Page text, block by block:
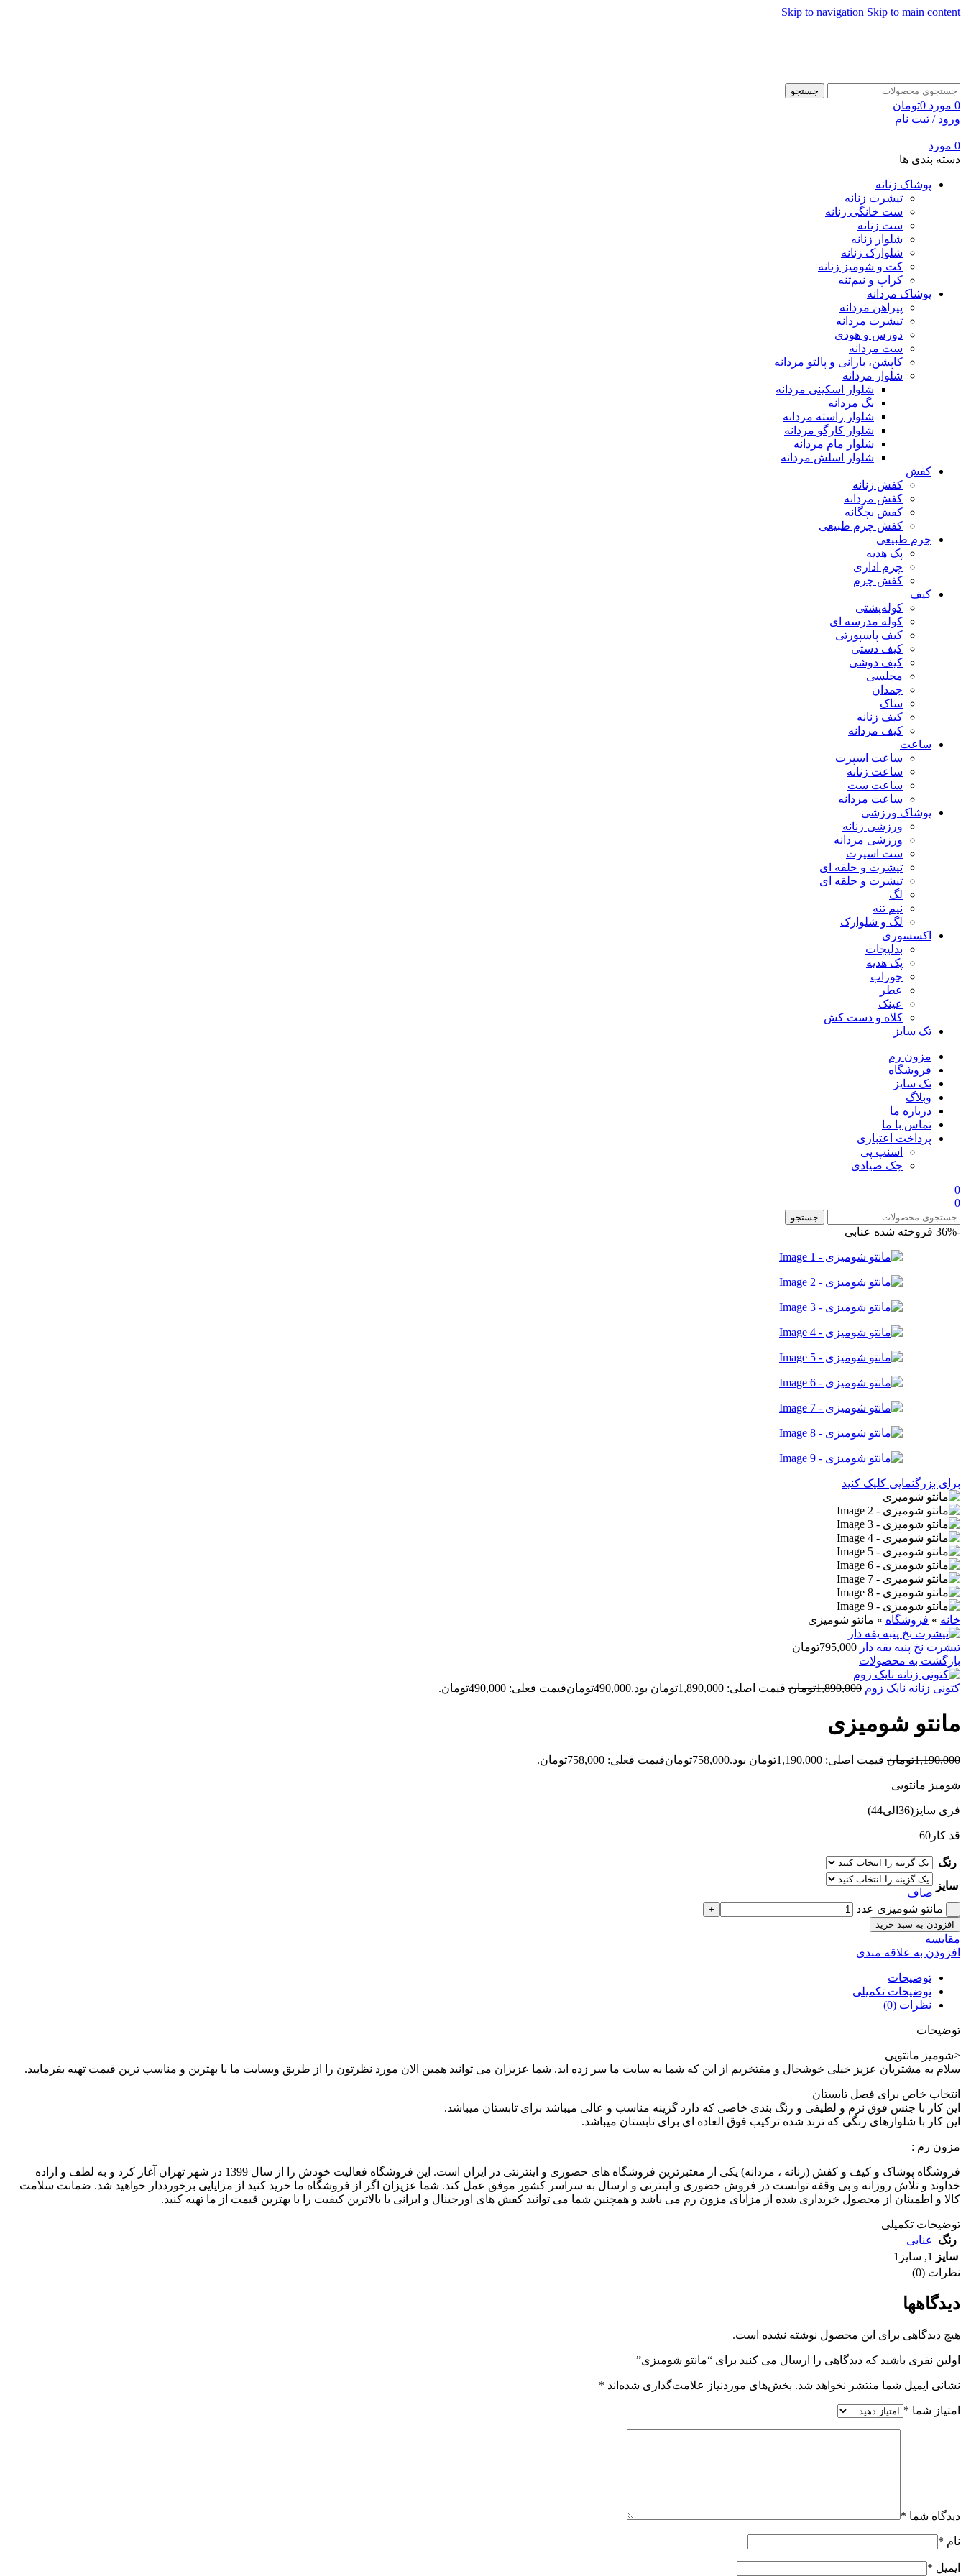
Skip to navigation Skip to main content
جستجو
0 مورد 0تومان
ورود / ثبت نام
0 مورد
دسته بندی ها
پوشاک زنانه
تیشرت زنانه
ست خانگی زنانه
ست زنانه
شلوار زنانه
شلوارک زنانه
کت و شومیز زنانه
کراپ و نیم‌تنه
پوشاک مردانه
پیراهن مردانه
تیشرت مردانه
دورس و هودی
ست مردانه
کاپشن، بارانی و پالتو مردانه
شلوار مردانه
شلوار اسکینی مردانه
بگ مردانه
شلوار راسته مردانه
شلوار کارگو مردانه
شلوار مام مردانه
شلوار اسلش مردانه
کفش
کفش زنانه
کفش مردانه
کفش بچگانه
کفش چرم طبیعی
چرم طبیعی
پک هدیه
چرم اداری
کفش چرم
کیف
کوله‌پشتی
کوله مدرسه ای
کیف پاسپورتی
کیف دستی
کیف دوشی
مجلسی
چمدان
ساک
کیف زنانه
کیف مردانه
ساعت
ساعت اسپرت
ساعت زنانه
ساعت ست
ساعت مردانه
پوشاک ورزشی
ورزشی زنانه
ورزشی مردانه
ست اسپرت
تیشرت و حلقه ای
تیشرت و حلقه ای
لگ
نیم تنه
لگ و شلوارک
اکسسوری
بدلیجات
پک هدیه
جوراب
عطر
عینک
کلاه و دست کش
تک سایز
مزون رم
فروشگاه
تک سایز
وبلاگ
درباره ما
تماس با ما
پرداخت اعتباری
اسنپ پی
چک صیادی
0
0
جستجو
-36% فروخته شده عنابی
برای بزرگنمایی کلیک کنید
خانه » فروشگاه » مانتو شومیزی
تیشرت نخ پنبه یقه دار 795,000تومان
بازگشت به محصولات
کتونی زنانه نایک زوم 1,890,000تومان قیمت اصلی: 1,890,000تومان بود. 490,000تومانقیمت فعلی: 490,000تومان.
مانتو شومیزی
1,190,000تومان قیمت اصلی: 1,190,000تومان بود. 758,000تومانقیمت فعلی: 758,000تومان.
شومیز مانتویی
فری سایز(36الی44)
قد کار60
رنگ
سایز
صاف
مانتو شومیزی عدد
افزودن به سبد خرید
مقايسه
افزودن به علاقه مندی
توضیحات
توضیحات تکمیلی
نظرات (0)
توضیحات
<شومیز مانتویی
سلام به مشتریان عزیز خیلی خوشحال و مفتخریم از این که شما به سایت ما سر زده اید. شما عزیزان می توانید همین الان مورد نظرتون را از طریق وبسایت ما با بهترین و مناسب ترین قیمت تهیه بفرمایید.
انتخاب خاص برای فصل تابستان
این کار با جنس فوق نرم و لطیفی و رنگ بندی خاصی که دارد گزینه مناسب و عالی میباشد برای تابستان میباشد.
این کار با شلوارهای رنگی که ترند شده ترکیب فوق العاده ای برای تابستان میباشد.
مزون رم :
فروشگاه پوشاک و کیف و کفش (زنانه ، مردانه) یکی از معتبرترین فروشگاه های حضوری و اینترنتی در ایران است. این فروشگاه فعالیت خودش را از سال 1399 در شهر تهران آغاز کرد و به لطف و اراده
خداوند و تلاش روزانه و بی وقفه توانست در فروش حضوری و اینترنی و ارسال به سراسر کشور موفق عمل کند. شما عزیزان اگر از فروشگاه ما خرید کنید از مزایایی برخورددار خواهید شد. ضمانت سلامت
کالا و اطمینان از محصول خریداری شده از مزایای مزون رم می باشد و همچنین شما می توانید کفش های اورجینال و ایرانی با بالاترین کیفیت را با بهترین قیمت از ما تهیه کنید.
توضیحات تکمیلی
رنگ عنابی
سایز
1
, سایز1
نظرات (0)
دیدگاهها
هیچ دیدگاهی برای این محصول نوشته نشده است.
اولین نفری باشید که دیدگاهی را ارسال می کنید برای “مانتو شومیزی”
نشانی ایمیل شما منتشر نخواهد شد. بخش‌های موردنیاز علامت‌گذاری شده‌اند *
امتیاز شما *
دیدگاه شما *
نام *
ایمیل *